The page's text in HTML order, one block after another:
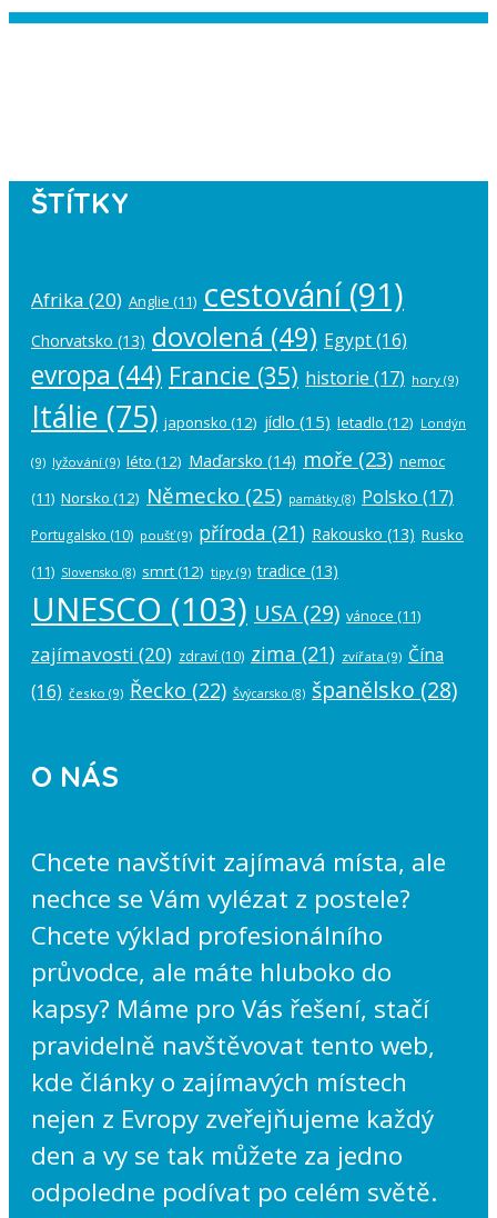
ŠTÍTKY
Afrika (20) Anglie (11) cestování(91)
Chorvatsko (13) dovolená (49) Egypt(16)
evropa (44) Francie (35) historie (17) hory (9)
Itálie (75) japonsko (12) jídlo (15) letadlo (12) Londýn
(9) lyžování (9) léto (12) Maďarsko (14) moře (23) nemoc
(11) Norsko (12) Německo (25) památky(8) Polsko (17)
Portugalsko (10) poušť(9) příroda (21) Rakousko (13) Rusko
(11) Slovensko (8) smrt(12) tipy (9) tradice (13)
UNESCO (103) USA (29) vánoce (11)
zajímavosti (20) zdraví (10) zima (21) zvířata (9) Čína
(16) česko (9) Řecko (22) Švýcarsko (8) španělsko (28)
O NÁS
Chcete navštívit zajímavá místa, ale
nechce se Vám vylézat z postele?
Chcete výklad profesionálního
průvodce, ale máte hluboko do
kapsy? Máme pro Vás řešení, stačí
pravidelně navštěvovat tento web,
kde články o zajímavých místech
nejen z Evropy zveřejňujeme každý
den a vy se tak můžete za jedno
odpoledne podívat po celém světě.